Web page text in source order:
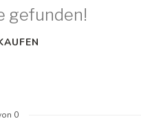
gefunden!
0